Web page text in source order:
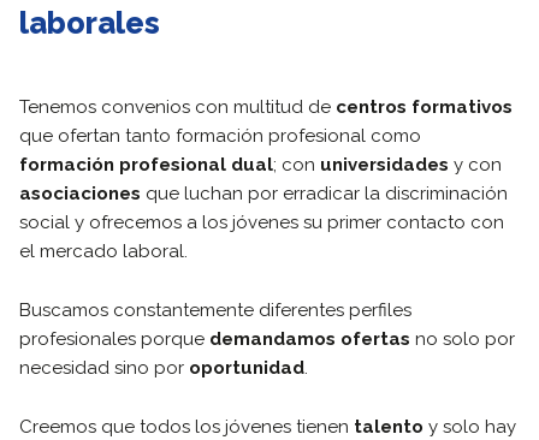
laborales
Tenemos convenios con multitud de centros formativos
que ofertan tanto formación profesional como
formación profesional dual; con universidades y con
asociaciones que luchan por erradicar la discriminación
social y ofrecemos a los jóvenes su primer contacto con
el mercado laboral.
Buscamos constantemente diferentes perfiles
profesionales porque demandamos ofertas no solo por
necesidad sino por oportunidad.
Creemos que todos los jóvenes tienen talento y solo hay